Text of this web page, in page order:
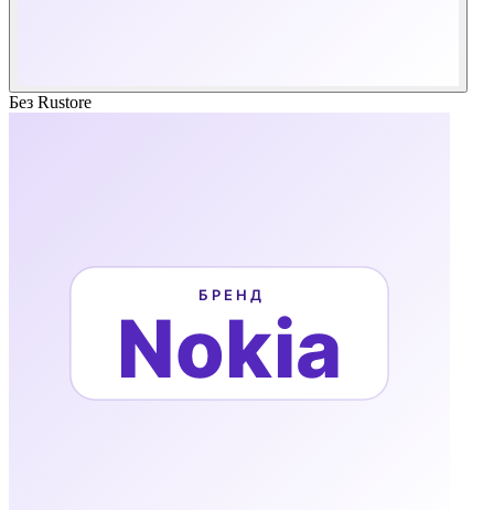
Без Rustore